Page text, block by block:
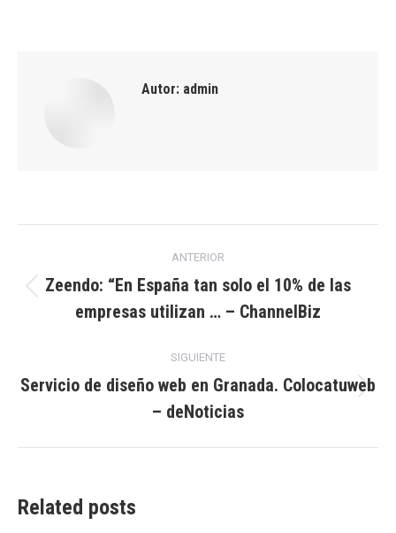
Autor: admin
entre
publicaciones
ANTERIOR
Publicación
anterior:
Zeendo: “En España tan solo el 10% de las
empresas utilizan … – ChannelBiz
SIGUIENTE
Publicación
siguiente:
Servicio de diseño web en Granada. Colocatuweb
– deNoticias
Related posts